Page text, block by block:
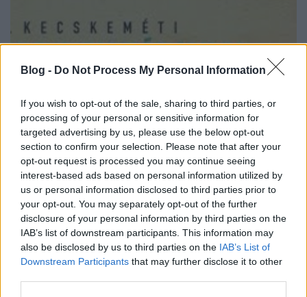
Blog - Do Not Process My Personal Information
If you wish to opt-out of the sale, sharing to third parties, or
processing of your personal or sensitive information for
targeted advertising by us, please use the below opt-out
section to confirm your selection. Please note that after your
opt-out request is processed you may continue seeing
interest-based ads based on personal information utilized by
us or personal information disclosed to third parties prior to
your opt-out. You may separately opt-out of the further
disclosure of your personal information by third parties on the
IAB’s list of downstream participants. This information may
also be disclosed by us to third parties on the IAB’s List of
Downstream Participants that may further disclose it to other
III. Kecskeméti Barackpálinka és
Borfesztivál
Wine T. Ester•2018. június 19.